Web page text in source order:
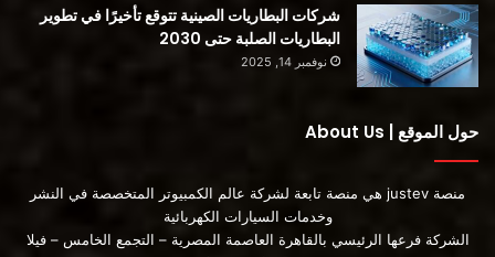
Chevrolet Silverado الشاحنات الكهربائية
فورد F-150 Lightning
شركات البطاريات الصينية تتوقع تأخيرًا في تطوير
البطاريات الصلبة حتى 2030
نوفمبر 14, 2025
حول الموقع | About Us
منصة justev هي منصة تابعة لشركة عالم الكمبيوتر المتخصصة في النشر
وخدمات السيارات الكهربائية
الشركة فرعها الرئيسي بالقاهرة العاصمة المصرية – التجمع الخامس – فيلا